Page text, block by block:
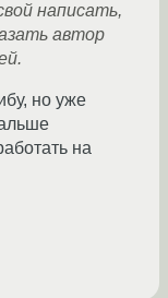
написать,
автор
но уже
на